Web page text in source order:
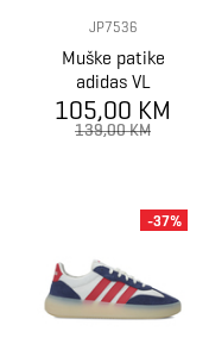
JP7536
Muške patike
adidas VL
COURT 3.0
105,00 KM
139,00 KM
-37%